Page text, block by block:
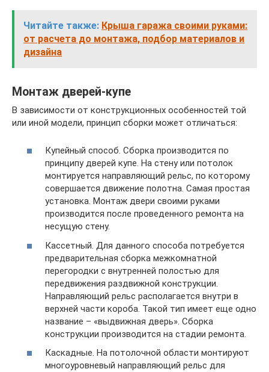
Читайте также: Крыша гаража своими руками:
от расчета до монтажа, подбор материалов и
дизайна
Монтаж дверей-купе
В зависимости от конструкционных особенностей той
или иной модели, принцип сборки может отличаться:
Купейный способ. Сборка производится по
принципу дверей купе. На стену или потолок
монтируется направляющий рельс, по которому
совершается движение полотна. Самая простая
установка. Монтаж двери своими руками
производится после проведенного ремонта на
несущую стену.
Кассетный. Для данного способа потребуется
предварительная сборка межкомнатной
перегородки с внутренней полостью для
передвижения раздвижной конструкции.
Направляющий рельс располагается внутри в
верхней части короба. Такой тип имеет еще одно
название – «выдвижная дверь». Сборка
конструкции производится на стадии ремонта.
Каскадные. На потолочной области монтируют
многоуровневый направляющий рельс для